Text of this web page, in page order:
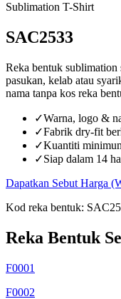
Sublimation T-Shirt
SAC2533
Reka bentuk
pasukan, kelab atau
nama tanpa kos reka
✓Warna, logo &
✓Fabrik dry-fit
✓Kuantiti
✓Siap dalam 14
Dapatkan Sebut Harga
Kod reka bentuk:
Reka Bentuk
F0001
F0002